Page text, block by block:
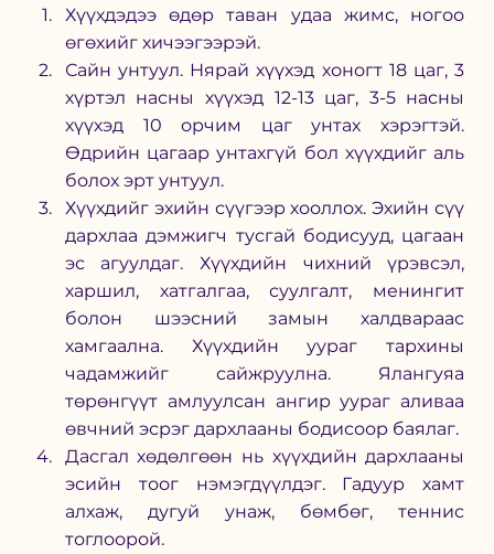
Хүүхдэдээ өдөр таван удаа жимс, ногоо
өгөхийг хичээгээрэй.
Сайн унтуул. Нярай хүүхэд хоногт 18 цаг, 3
хүртэл насны хүүхэд 12-13 цаг, 3-5 насны
хүүхэд 10 орчим цаг унтах хэрэгтэй.
Өдрийн цагаар унтахгүй бол хүүхдийг аль
болох эрт унтуул.
Хүүхдийг эхийн сүүгээр хооллох. Эхийн сүү
дархлаа дэмжигч тусгай бодисууд, цагаан
эс агуулдаг. Хүүхдийн чихний үрэвсэл,
харшил, хатгалгаа, суулгалт, менингит
болон шээсний замын халдвараас
хамгаална. Хүүхдийн уураг тархины
чадамжийг сайжруулна. Ялангуяа
төрөнгүүт амлуулсан ангир уураг аливаа
өвчний эсрэг дархлааны бодисоор баялаг.
Дасгал хөдөлгөөн нь хүүхдийн дархлааны
эсийн тоог нэмэгдүүлдэг. Гадуур хамт
алхаж, дугуй унаж, бөмбөг, теннис
тоглоорой.